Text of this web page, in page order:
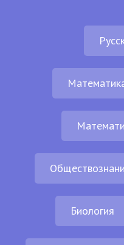
Биология